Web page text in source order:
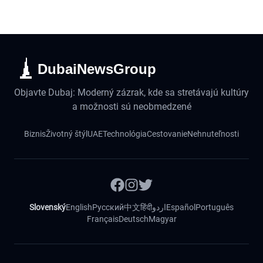
DubaiNewsGroup
Objavte Dubaj: Moderný zázrak, kde sa stretávajú kultúry
a možnosti sú neobmedzené
BiznisŽivotný štýl UAETechnológiaCestovanieNehnuteľnosti
SlovenskýEnglishРусский中文हिंदीاردوEspañol Português
FrançaisDeutschMagyar